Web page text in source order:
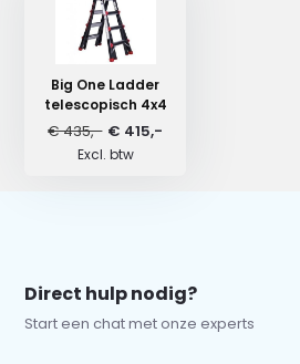
Big One Ladder
telescopisch 4x4
€ 435,- € 415,-
Excl. btw
Direct hulp nodig?
Start een chat met onze experts